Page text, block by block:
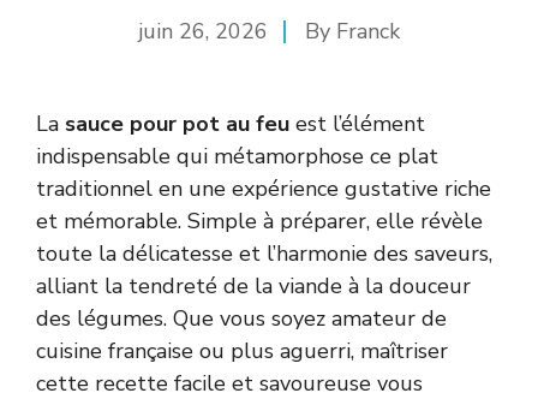
juin 26, 2026 By Franck
La sauce pour pot au feu est l’élément
indispensable qui métamorphose ce plat
traditionnel en une expérience gustative riche
et mémorable. Simple à préparer, elle révèle
toute la délicatesse et l’harmonie des saveurs,
alliant la tendreté de la viande à la douceur
des légumes. Que vous soyez amateur de
cuisine française ou plus aguerri, maîtriser
cette recette facile et savoureuse vous